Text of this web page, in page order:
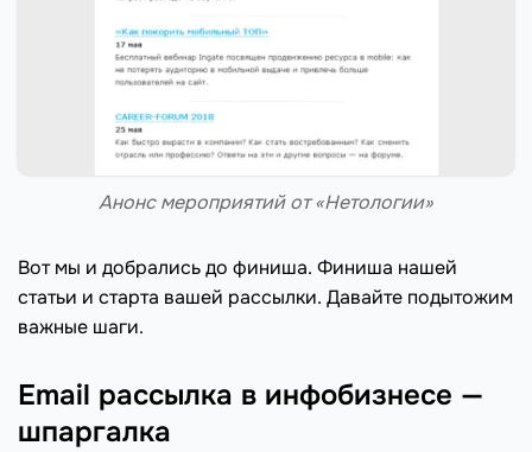
Анонс мероприятий от «Нетологии»
Вот мы и добрались до финиша. Финиша нашей
статьи и старта вашей рассылки. Давайте подытожим
важные шаги.
Email рассылка в инфобизнесе —
шпаргалка